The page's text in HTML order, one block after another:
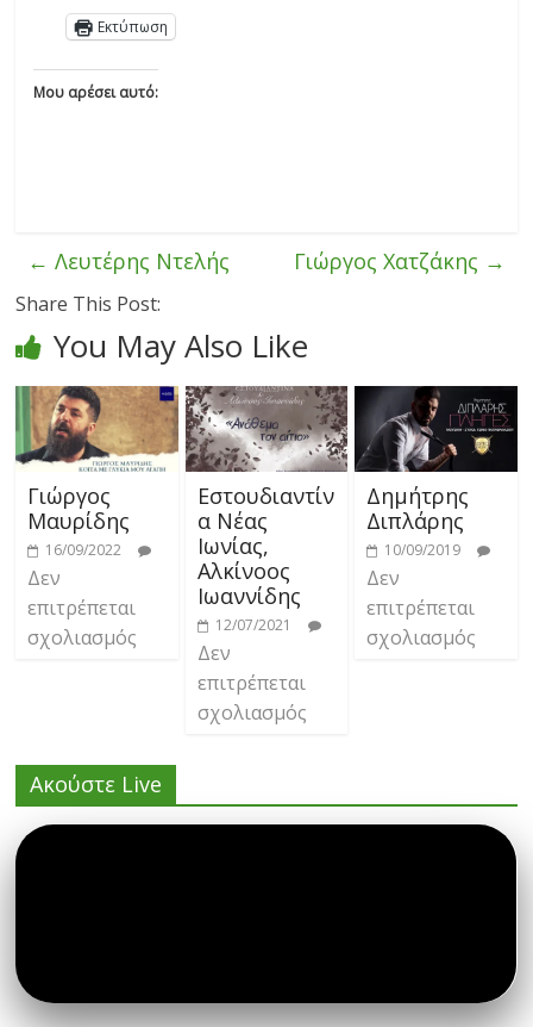
Εκτύπωση
Μου αρέσει αυτό:
← Λευτέρης Ντελής Γιώργος Χατζάκης →
Share This Post:
You May Also Like
Γιώργος
Μαυρίδης
16/09/2022
Δεν
επιτρέπεται
σχολιασμός
Εστουδιαντίν
α Νέας
Ιωνίας,
Αλκίνοος
Ιωαννίδης
12/07/2021
Δεν
επιτρέπεται
σχολιασμός
Δημήτρης
Διπλάρης
10/09/2019
Δεν
επιτρέπεται
σχολιασμός
Ακούστε Live